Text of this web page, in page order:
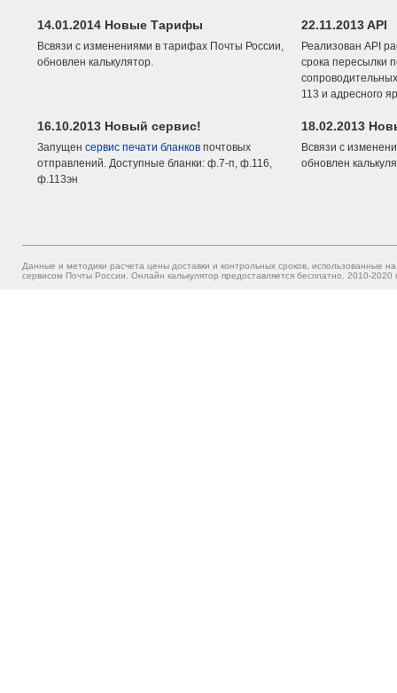
14.01.2014 Новые Тарифы
Всвязи с изменениями в тарифах Почты России,
обновлен калькулятор.
22.11.2013 API
Реализован API
срока пересылки
113 и адресного
16.10.2013 Новый сервис!
Запущен сервис печати бланков почтовых
отправлений. Доступные бланки: ф.7-п, ф.116,
ф.113эн
18.02.2013
Всвязи с
обновлен
Данные и методики расчета цены доставки и контрольных сроков, использованные
сервисом Почты России. Онлайн калькулятор предоставляется бесплатно. 2010-2020